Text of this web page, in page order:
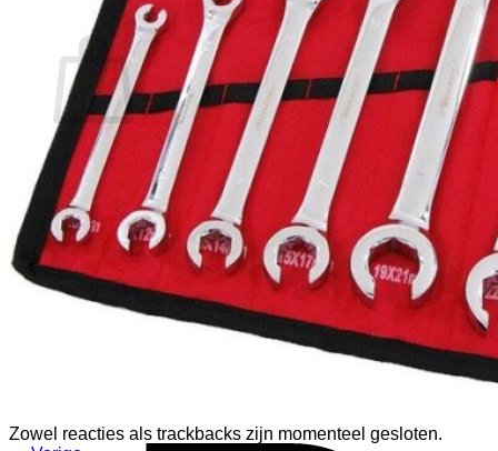
Winkelwagen
Geen producten in de winkelwagen.
Terug naar winkel
Zowel reacties als trackbacks zijn momenteel gesloten.